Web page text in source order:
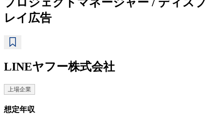
レイ広告
LINEヤフー株式会社
上場企業
想定年収